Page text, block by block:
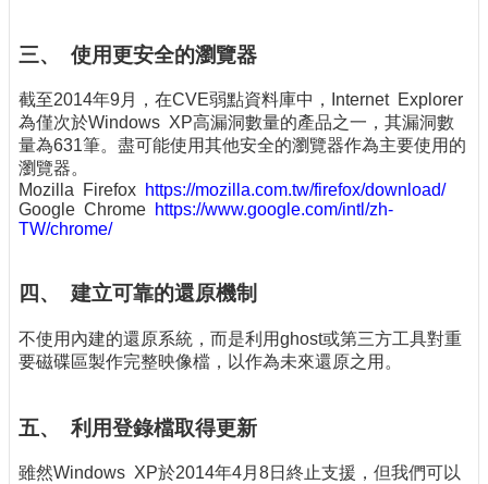
三、 使用更安全的瀏覽器
截至2014年9月，在CVE弱點資料庫中，Internet Explorer
為僅次於Windows XP高漏洞數量的產品之一，其漏洞數
量為631筆。盡可能使用其他安全的瀏覽器作為主要使用的
瀏覽器。
Mozilla Firefox https://mozilla.com.tw/firefox/download/
Google Chrome https://www.google.com/intl/zh-
TW/chrome/
四、 建立可靠的還原機制
不使用內建的還原系統，而是利用ghost或第三方工具對重
要磁碟區製作完整映像檔，以作為未來還原之用。
五、 利用登錄檔取得更新
雖然Windows XP於2014年4月8日終止支援，但我們可以